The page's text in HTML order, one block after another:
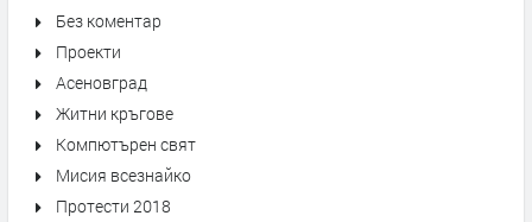
Без коментар
Проекти
Асеновград
Житни кръгове
Компютърен свят
Мисия всезнайко
Протести 2018